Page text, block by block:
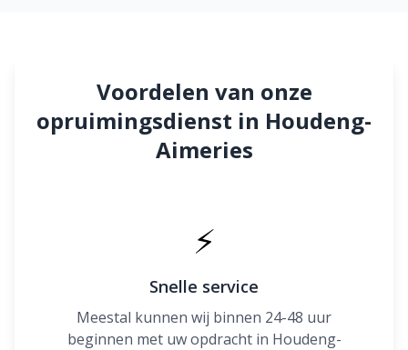
Voordelen van onze
opruimingsdienst in Houdeng-
Aimeries
⚡
Snelle service
Meestal kunnen wij binnen 24-48 uur
beginnen met uw opdracht in Houdeng-